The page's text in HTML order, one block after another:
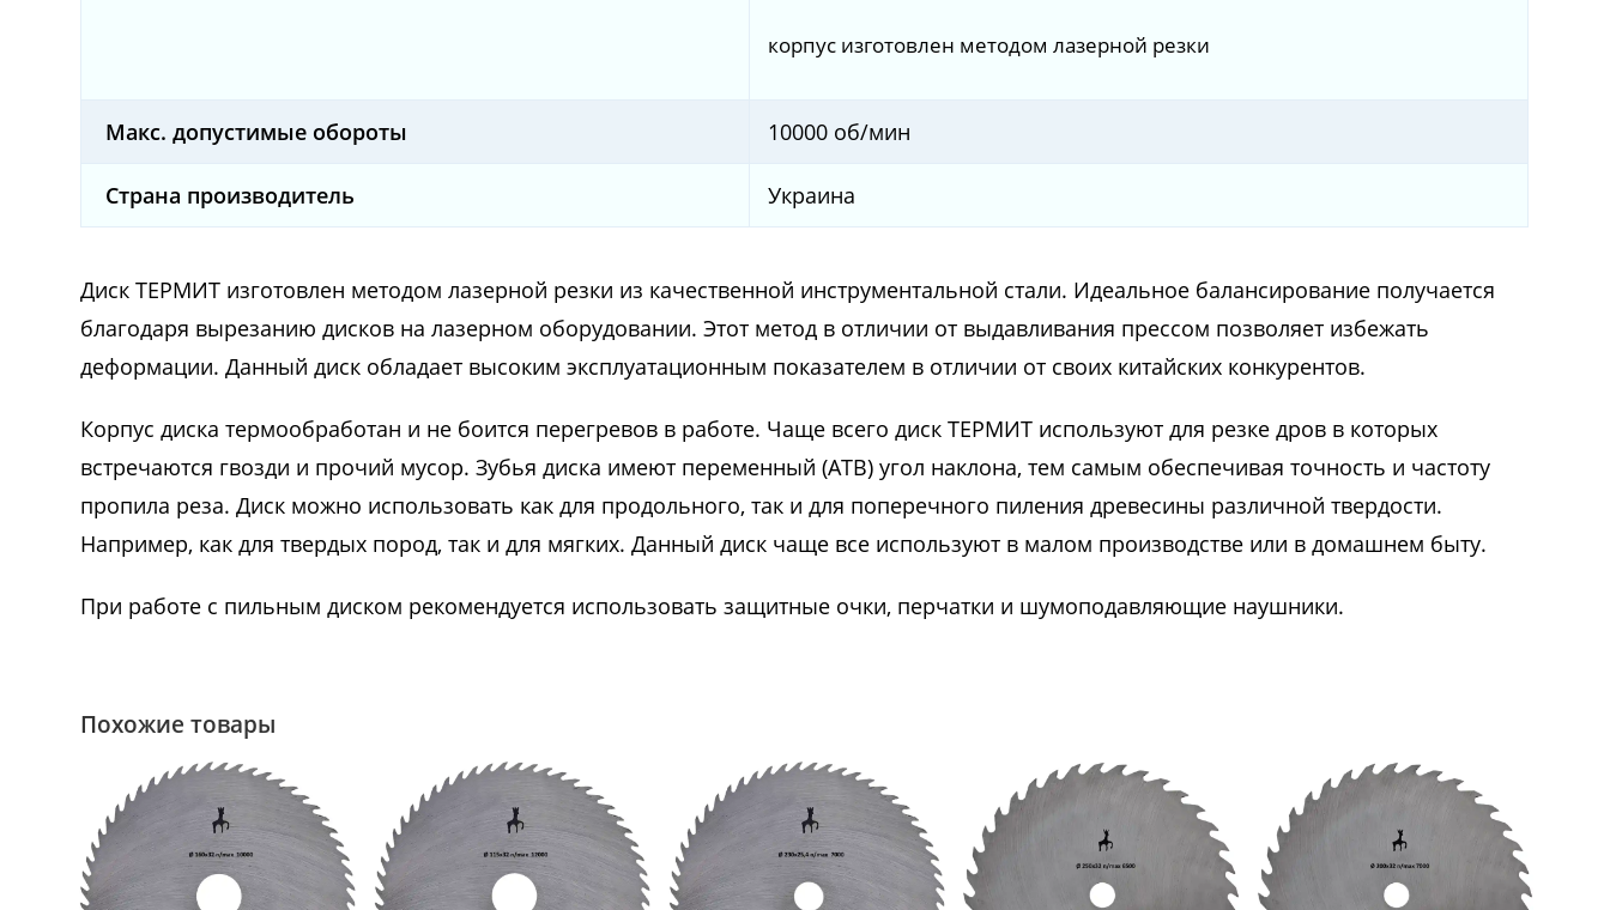
корпус изготовлен методом лазерной резки
Макс. допустимые обороты 10000 об/мин
Страна производитель Украина
Диск ТЕРМИТ изготовлен методом лазерной резки из качественной инструментальной стали. Идеальное балансирование получается
благодаря вырезанию дисков на лазерном оборудовании. Этот метод в отличии от выдавливания прессом позволяет избежать
деформации. Данный диск обладает высоким эксплуатационным показателем в отличии от своих китайских конкурентов.
Корпус диска термообработан и не боится перегревов в работе. Чаще всего диск ТЕРМИТ используют для резке дров в которых
встречаются гвозди и прочий мусор. Зубья диска имеют переменный (ATB) угол наклона, тем самым обеспечивая точность и частоту
пропила реза. Диск можно использовать как для продольного, так и для поперечного пиления древесины различной твердости.
Например, как для твердых пород, так и для мягких. Данный диск чаще все используют в малом производстве или в домашнем быту.
При работе с пильным диском рекомендуется использовать защитные очки, перчатки и шумоподавляющие наушники.
Похожие товары